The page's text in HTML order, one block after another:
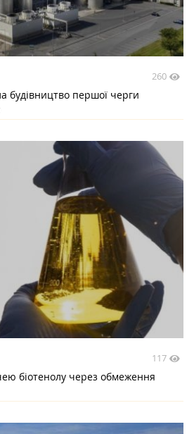
260
будівництво першої черги
117
біотенолу через обмеження